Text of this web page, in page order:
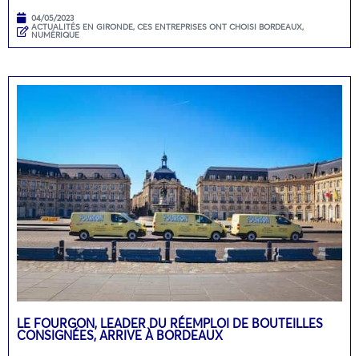
04/05/2023
ACTUALITÉS EN GIRONDE, CES ENTREPRISES ONT CHOISI BORDEAUX,
NUMÉRIQUE
LE FOURGON, LEADER DU RÉEMPLOI DE BOUTEILLES
CONSIGNÉES, ARRIVE À BORDEAUX